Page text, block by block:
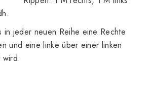
in jeder neuen Reihe eine Rechte
und eine linke über einer linken
wird.